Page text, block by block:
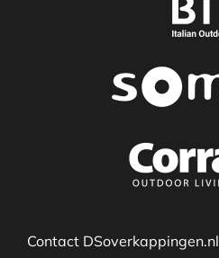
Contact DSoverkappingen.nl